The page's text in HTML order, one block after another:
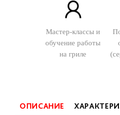
Мастер-классы и
обучение работы
на гриле
ОПИСАНИЕ